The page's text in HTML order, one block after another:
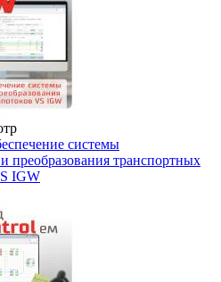
системы
преобразования транспортных
IGW